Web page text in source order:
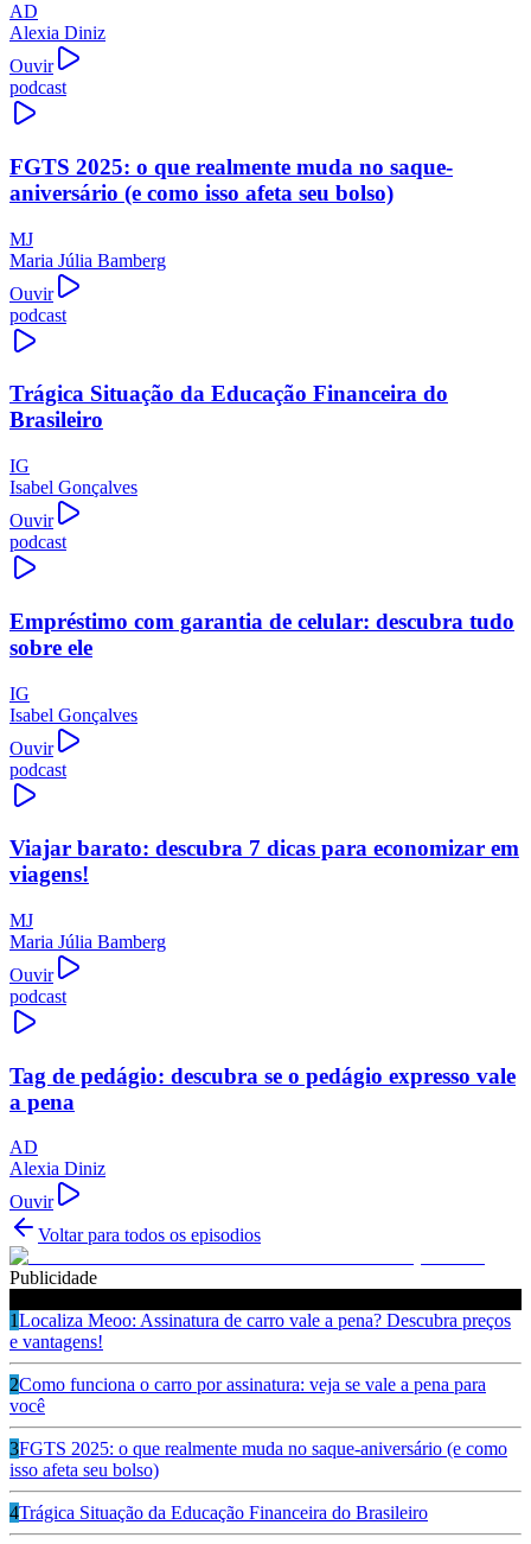
AD
Alexia Diniz
Ouvir
podcast
FGTS 2025: o que realmente muda no saque-
aniversário (e como isso afeta seu bolso)
MJ
Maria Júlia Bamberg
Ouvir
podcast
Trágica Situação da Educação Financeira do
Brasileiro
IG
Isabel Gonçalves
Ouvir
podcast
Empréstimo com garantia de celular: descubra tudo
sobre ele
IG
Isabel Gonçalves
Ouvir
podcast
Viajar barato: descubra 7 dicas para economizar em
viagens!
MJ
Maria Júlia Bamberg
Ouvir
podcast
Tag de pedágio: descubra se o pedágio expresso vale
a pena
AD
Alexia Diniz
Ouvir
Voltar para todos os episodios
Publicidade
1Localiza Meoo: Assinatura de carro vale a pena? Descubra preços
e vantagens!
2Como funciona o carro por assinatura: veja se vale a pena para
você
3FGTS 2025: o que realmente muda no saque-aniversário (e como
isso afeta seu bolso)
4Trágica Situação da Educação Financeira do Brasileiro